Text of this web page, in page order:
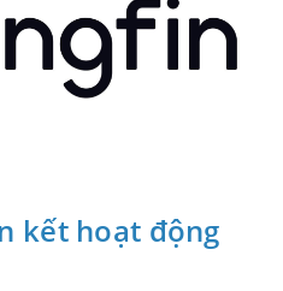
kết hoạt động